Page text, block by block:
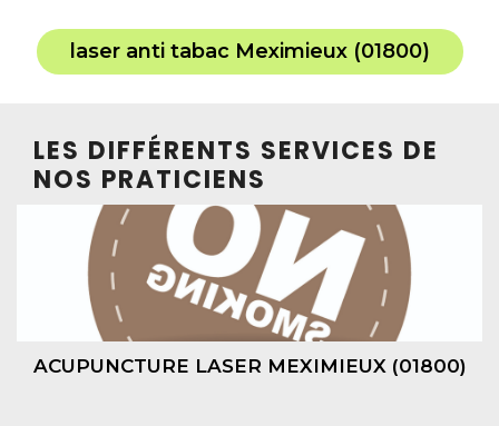
laser anti tabac Meximieux (01800)
LES DIFFÉRENTS SERVICES DE
NOS PRATICIENS
ACUPUNCTURE LASER MEXIMIEUX (01800)